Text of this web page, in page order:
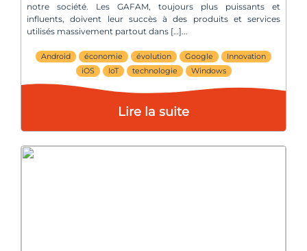
notre société. Les GAFAM, toujours plus puissants et
influents, doivent leur succès à des produits et services
utilisés massivement partout dans […]
Android économie évolution Google
Innovation
iOS
IoT technologie Windows
Lire la suite